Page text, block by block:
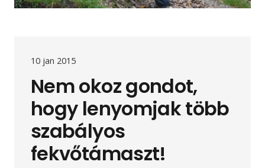
10 jan 2015
Nem okoz gondot,
hogy lenyomjak több
szabályos
fekvőtámaszt!